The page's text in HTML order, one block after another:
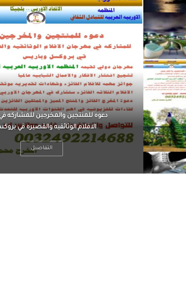
الرجل العظيم يكون مطمئناً ، يتحرر من
بينما الرجل ضيق الأفق فعادة ما يكون
التفاصيل